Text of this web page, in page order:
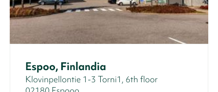
Espoo, Finlandia
Klovinpellontie 1-3 Torni1, 6th floor